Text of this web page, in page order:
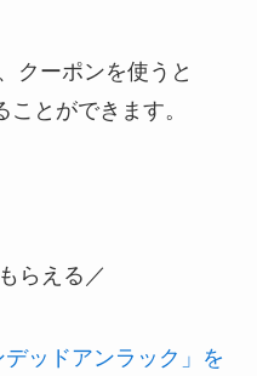
クーポンを使うと
とができます。
らえる／
ッドアンラック」を